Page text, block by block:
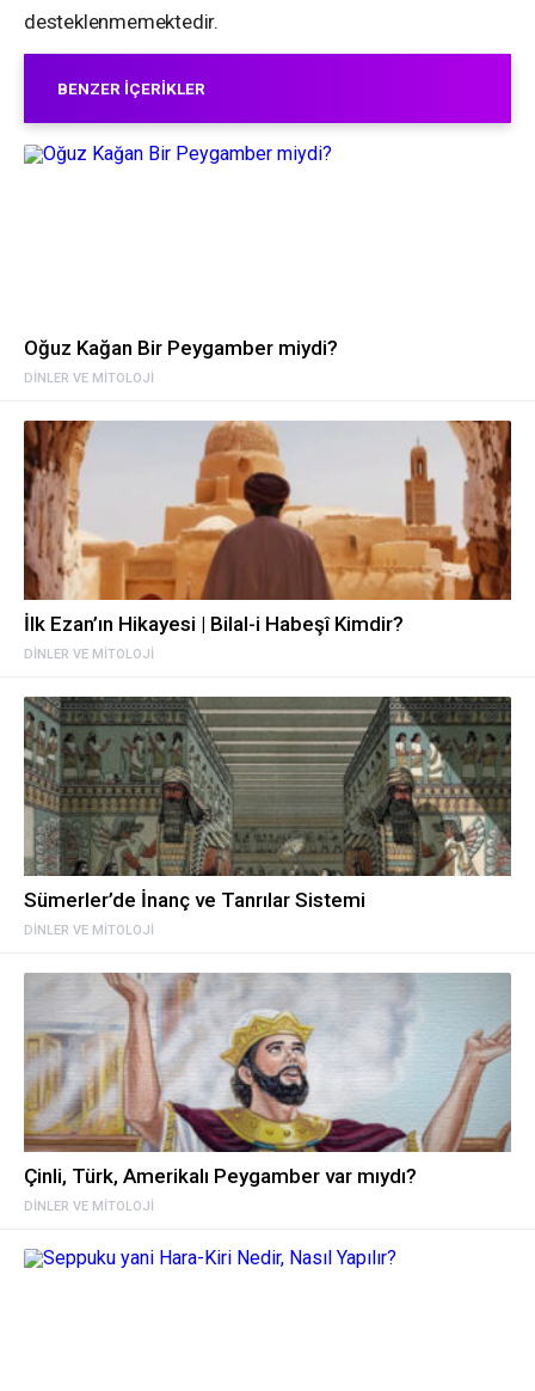
desteklenmemektedir.
BENZER İÇERIKLER
DINLER VE MITOLOJI
Oğuz Kağan Bir Peygamber miydi?
DINLER VE MITOLOJI
İlk Ezan’ın Hikayesi | Bilal-i Habeşî Kimdir?
DINLER VE MITOLOJI
Sümerler’de İnanç ve Tanrılar Sistemi
DINLER VE MITOLOJI
Çinli, Türk, Amerikalı Peygamber var mıydı?